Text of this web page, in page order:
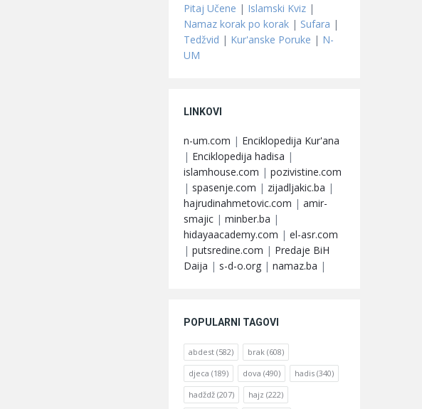
Pitaj Učene | Islamski Kviz |
Namaz korak po korak | Sufara |
Tedžvid | Kur'anske Poruke | N-
UM
LINKOVI
n-um.com | Enciklopedija Kur'ana
| Enciklopedija hadisa |
islamhouse.com | pozivistine.com
| spasenje.com | zijadljakic.ba |
hajrudinahmetovic.com | amir-
smajic | minber.ba |
hidayaacademy.com | el-asr.com
| putsredine.com | Predaje BiH
Daija | s-d-o.org | namaz.ba |
POPULARNI TAGOVI
abdest (582) brak (608)
djeca (189) dova (490) hadis (340)
hadždž (207) hajz (222)